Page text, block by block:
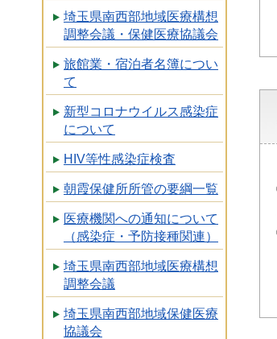
埼玉県南西部地域医療構想
調整会議・保健医療協議会
旅館業・宿泊者名簿につい
て
新型コロナウイルス感染症
について
HIV等性感染症検査
朝霞保健所所管の要綱一覧
医療機関への通知について
（感染症・予防接種関連）
埼玉県南西部地域医療構想
調整会議
埼玉県南西部地域保健医療
協議会